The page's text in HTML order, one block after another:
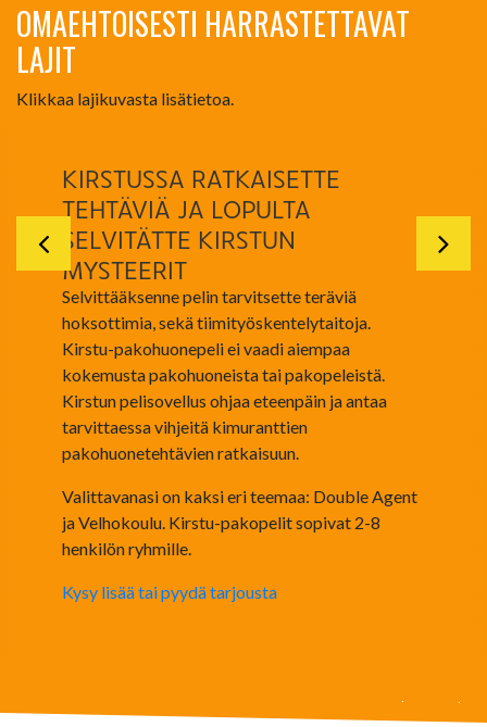
OMAEHTOISESTI HARRASTETTAVAT
LAJIT
Klikkaa lajikuvasta lisätietoa.
KIRSTUSSA RATKAISETTE
TEHTÄVIÄ JA LOPULTA
SELVITÄTTE KIRSTUN
MYSTEERIT
Selvittääksenne pelin tarvitsette teräviä
hoksottimia, sekä tiimityöskentelytaitoja.
Kirstu-pakohuonepeli ei vaadi aiempaa
kokemusta pakohuoneista tai pakopeleistä.
Kirstun pelisovellus ohjaa eteenpäin ja antaa
tarvittaessa vihjeitä kimuranttien
pakohuonetehtävien ratkaisuun.
Valittavanasi on kaksi eri teemaa: Double Agent
ja Velhokoulu. Kirstu-pakopelit sopivat 2-8
henkilön ryhmille.
Kysy lisää tai pyydä tarjousta